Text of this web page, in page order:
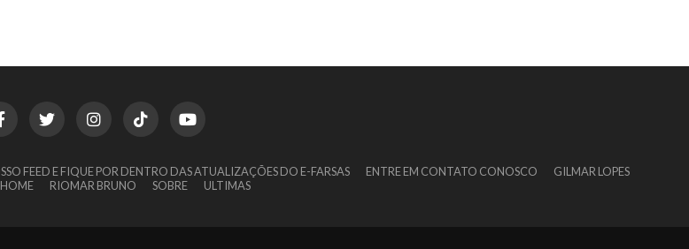
FEED E FIQUE POR DENTRO DAS ATUALIZAÇÕES DO E-FARSAS ENTRE EM CONTATO CONOSCO
GILMAR LOPES
HOME RIOMAR BRUNO SOBRE ULTIMAS